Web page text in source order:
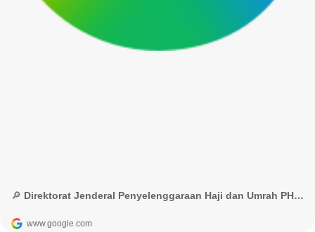
🔎 Direktorat Jenderal Penyelenggaraan Haji dan Umrah PHU Kemenag - Google Penelusuran
www.google.com